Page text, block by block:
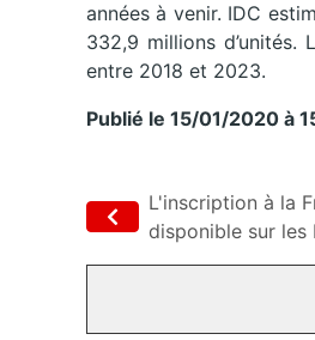
années à venir. IDC
332,9 millions d’unités.
entre 2018 et 2023.
Publié le 15/01/2020 à
L'inscription à la
disponible sur les